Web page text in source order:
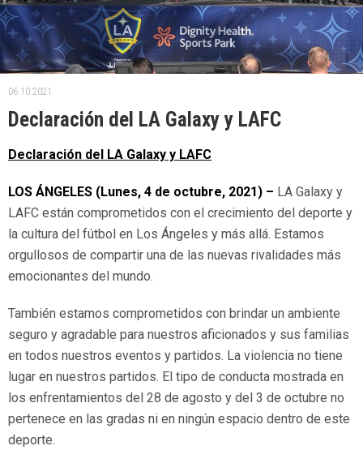
06.10.2021.
Declaración del LA Galaxy y LAFC
Declaración del LA Galaxy y LAFC
LOS ÁNGELES (Lunes, 4 de octubre, 2021) – LA Galaxy y
LAFC están comprometidos con el crecimiento del deporte y
la cultura del fútbol en Los Ángeles y más allá. Estamos
orgullosos de compartir una de las nuevas rivalidades más
emocionantes del mundo.
También estamos comprometidos con brindar un ambiente
seguro y agradable para nuestros aficionados y sus familias
en todos nuestros eventos y partidos. La violencia no tiene
lugar en nuestros partidos. El tipo de conducta mostrada en
los enfrentamientos del 28 de agosto y del 3 de octubre no
pertenece en las gradas ni en ningún espacio dentro de este
deporte.